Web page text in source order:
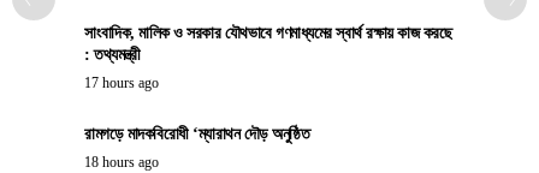
সাংবাদিক, মালিক ও সরকার যৌথভাবে গণমাধ্যমের স্বার্থ রক্ষায় কাজ করছে
: তথ্যমন্ত্রী
17 hours ago
রামগড়ে মাদকবিরোধী ‘ম্যারাথন দৌড় অনুষ্ঠিত
18 hours ago